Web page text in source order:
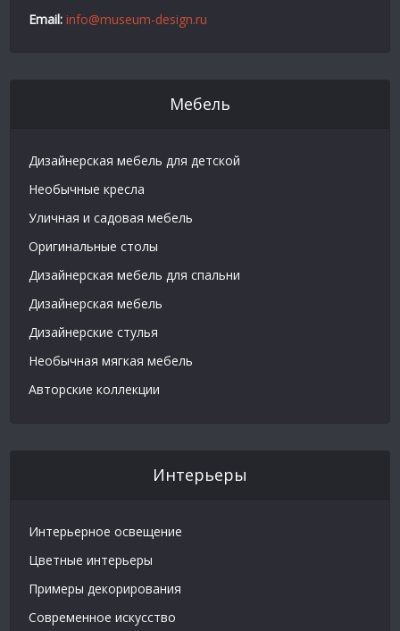
Email: info@museum-design.ru
Мебель
Дизайнерская мебель для детской
Необычные кресла
Уличная и садовая мебель
Оригинальные столы
Дизайнерская мебель для спальни
Дизайнерская мебель
Дизайнерские стулья
Необычная мягкая мебель
Авторские коллекции
Интерьеры
Интерьерное освещение
Цветные интерьеры
Примеры декорирования
Современное искусство